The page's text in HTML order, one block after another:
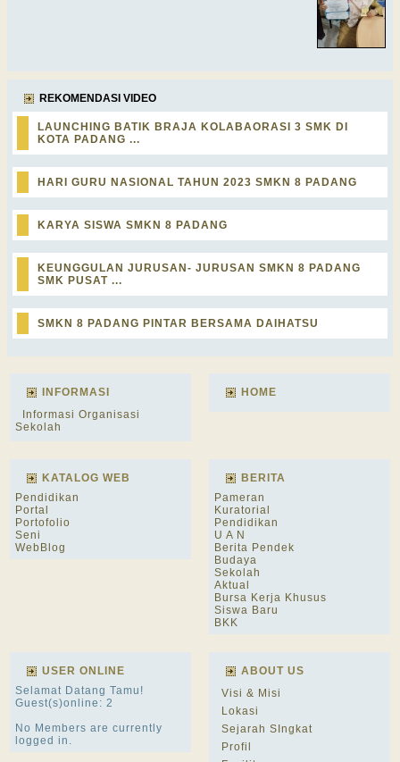
REKOMENDASI VIDEO
LAUNCHING BATIK BRAJA KOLABAORASI 3 SMK DI
KOTA PADANG ...
HARI GURU NASIONAL TAHUN 2023 SMKN 8 PADANG
KARYA SISWA SMKN 8 PADANG
KEUNGGULAN JURUSAN- JURUSAN SMKN 8 PADANG
SMK PUSAT ...
SMKN 8 PADANG PINTAR BERSAMA DAIHATSU
INFORMASI
Informasi Organisasi
Sekolah
HOME
KATALOG WEB
Pendidikan
Portal
Portofolio
Seni
WebBlog
BERITA
Pameran
Kuratorial
Pendidikan
U A N
Berita Pendek
Budaya
Sekolah
Aktual
Bursa Kerja Khusus
Siswa Baru
BKK
USER ONLINE
Selamat Datang Tamu!
Guest(s)online: 2
No Members are currently
logged in.
ABOUT US
Visi & Misi
Lokasi
Sejarah SIngkat
Profil